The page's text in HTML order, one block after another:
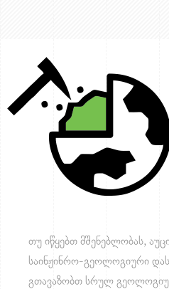
თუ იწყებთ მშენებლობას,
საინჟინრო-გეოლოგიური
გთავაზობთ სრულ